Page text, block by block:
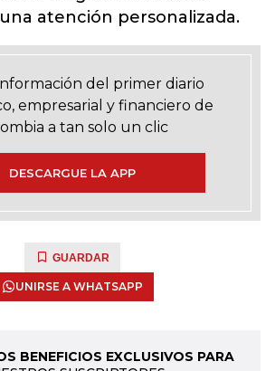
atención personalizada.
del primer diario
empresarial y financiero de
a tan solo un clic
DESCARGUE LA APP
GUARDAR
UNIRSE A WHATSAPP
BENEFICIOS EXCLUSIVOS PARA